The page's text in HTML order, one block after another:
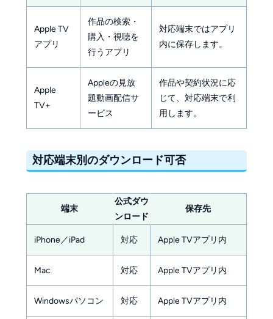
Apple TV
アプリ
作品の検索・
購入・視聴を
行うアプリ
対応端末ではアプリ
内に保存します。
Apple
TV+
Appleの見放
題動画配信サ
ービス
作品や契約状況に応
じて、対応端末で利
用します。
対応端末別のダウンロード可否
端末
公式ダウ
ンロード
保存先
iPhone／iPad 対応 Apple TVアプリ内
Mac 対応 Apple TVアプリ内
Windowsパソコン 対応 Apple TVアプリ内